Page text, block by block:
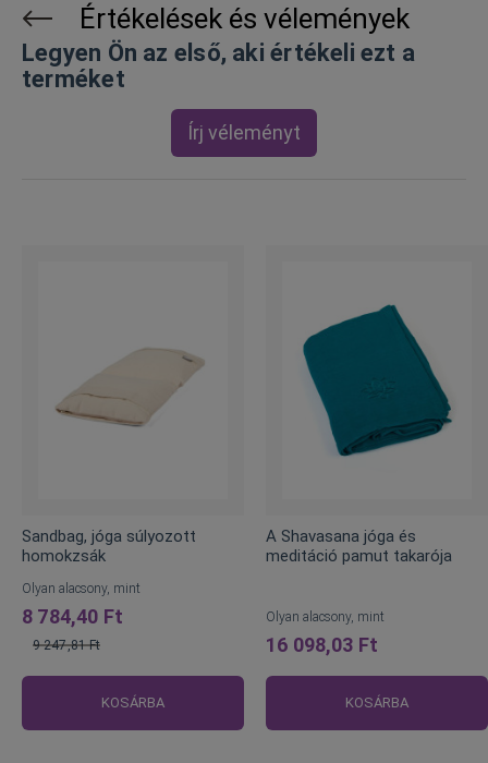
Értékelések és vélemények
Legyen Ön az első, aki értékeli ezt a
terméket
Írj véleményt
Sandbag, jóga súlyozott
homokzsák
Olyan alacsony, mint
8 784,40 Ft
9 247,81 Ft
KOSÁRBA
A Shavasana jóga és
meditáció pamut takarója
Olyan alacsony, mint
16 098,03 Ft
KOSÁRBA